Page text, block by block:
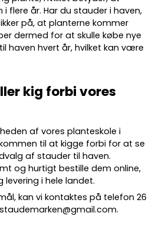
flere år. Har du stauder i haven,
på, at planterne kommer
dermed for at skulle købe nye
haven hvert år, hvilket kan være
kig forbi vores
af vores planteskole i
til at kigge forbi for at se
af stauder til haven.
og hurtigt bestille dem online,
levering i hele landet.
kan vi kontaktes på telefon26
staudemarken@gmail.com.